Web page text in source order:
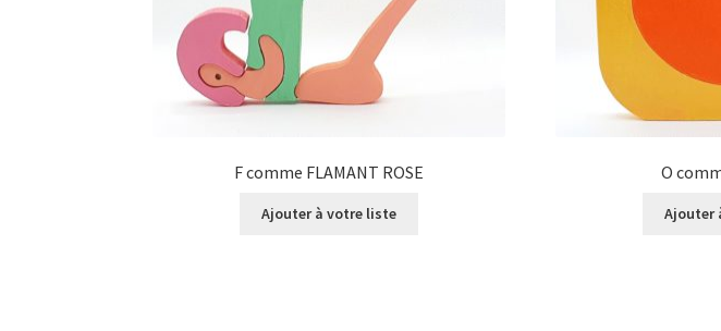
F comme FLAMANT ROSE
Ajouter à votre liste
O
Ajouter